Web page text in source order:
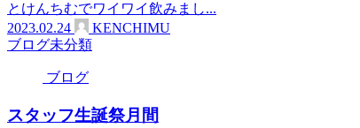
とけんちむでワイワイ飲みまし...
2023.02.24
KENCHIMU
ブログ未分類
ブログ
スタッフ生誕祭月間